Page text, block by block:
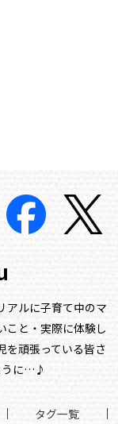
アルに子育て中のマ
こと・実際に体験し
を頑張っている皆さ
うに…♪
タグ一覧